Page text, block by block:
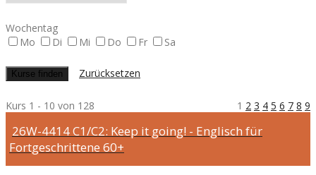
Wochentag
Mo
Di Mi Do Fr Sa
Zurücksetzen
Kurs 1 - 10 von 128 1 2 3 4 5 6 7 8 9
26W-4414C1/C2: Keep it going! - Englisch für
Fortgeschrittene 60+